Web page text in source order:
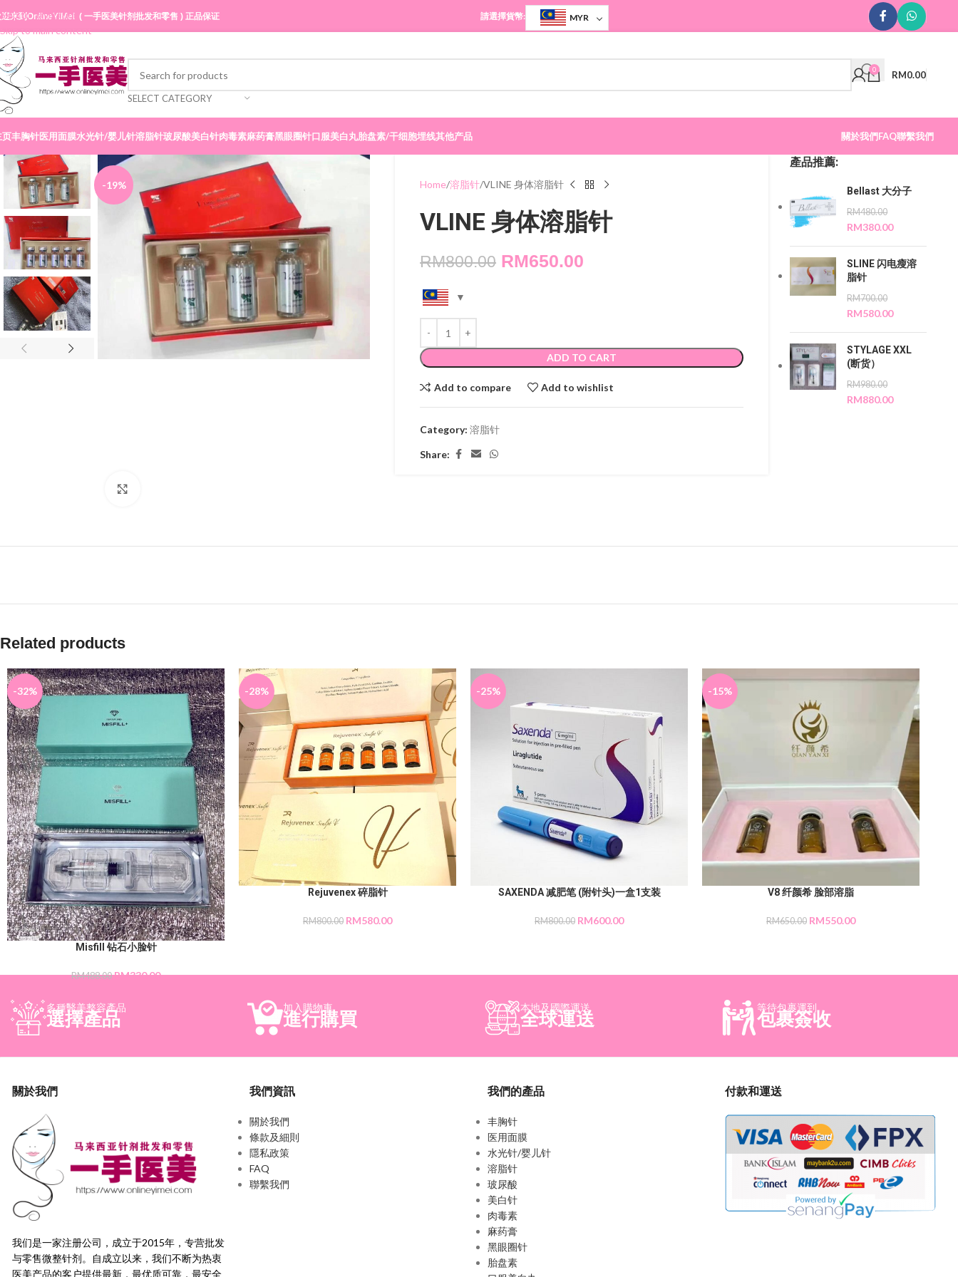
Skip to navigation
Skip to main content
迎来到OnlineYiMei ( 一手医美针剂批发和零售 ) 正品保证 請選擇貨幣: MYR
SELECT CATEGORY
0 RM0.00
页丰胸针医用面膜水光针/婴儿针溶脂针玻尿酸美白针肉毒素麻药膏黑眼圈针口服美白丸胎盘素/干细胞埋线其他产品 關於我們FAQ聯繫我們
-19% Home 溶脂针 VLINE 身体溶脂针
VLINE 身体溶脂针
RM800.00 RM650.00
ADD TO CART
Add to compare Add to wishlist
Category: 溶脂针
Share:
產品推薦:
Bellast 大分子
RM480.00
RM380.00
SLINE 闪电瘦溶
脂针
RM700.00
RM580.00
STYLAGE XXL
(断货）
RM980.00
RM880.00
Related products
-32%
Misfill 钻石小脸针
RM488.00 RM330.00
-28%
Rejuvenex 碎脂针
RM800.00 RM580.00
-25%
SAXENDA 减肥笔 (附针头)一盒1支装
RM800.00 RM600.00
-15%
V8 纤颜希 脸部溶脂
RM650.00 RM550.00
多種醫美整容產品
選擇產品
加入購物車
進行購買
本地及國際運送
全球運送
等待包裹運到
包裹簽收
關於我們
我们是一家注册公司，成立于2015年， 专营批发
与零售微整针剂。自成立以来，我们不断为热衷
医美产品的客户提供最新， 最优质可靠，最安全
我們資訊
關於我們
條款及細則
隱私政策
FAQ
聯繫我們
我們的產品
丰胸针
医用面膜
水光针/婴儿针
溶脂针
玻尿酸
美白针
肉毒素
麻药膏
黑眼圈针
胎盘素
付款和運送